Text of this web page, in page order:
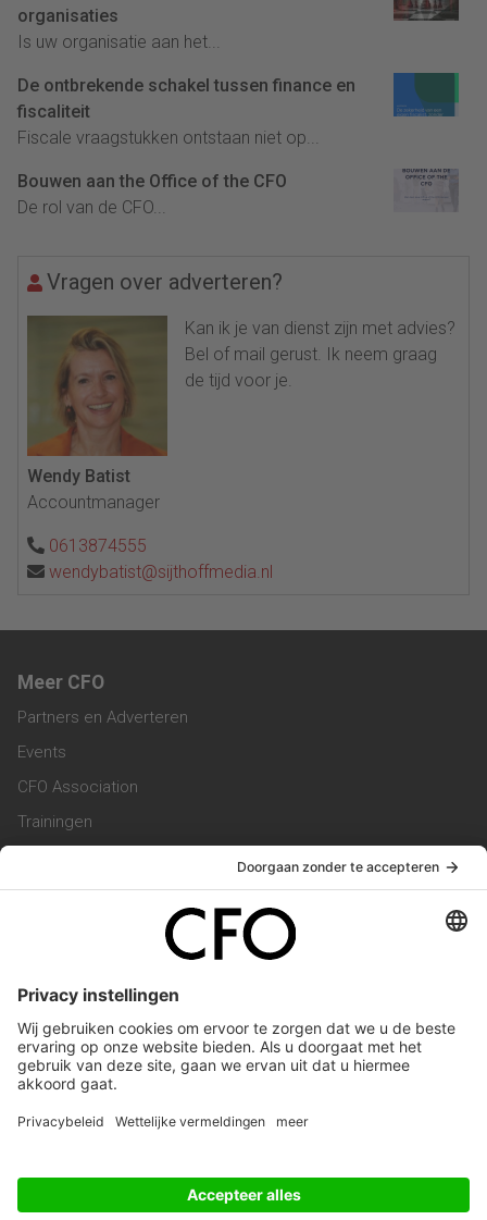
organisaties
Is uw organisatie aan het...
De ontbrekende schakel tussen finance en
fiscaliteit
Fiscale vraagstukken ontstaan niet op...
Bouwen aan the Office of the CFO
De rol van de CFO...
Vragen over adverteren?
Kan ik je van dienst zijn met advies?
Bel of mail gerust. Ik neem graag
de tijd voor je.
Wendy Batist
Accountmanager
0613874555
wendybatist@sijthoffmedia.nl
Meer CFO
Partners en Adverteren
Events
CFO Association
Trainingen
Vacatures
Service & Contact
Werken bij ons
Privacy Statement
Algemene Voorwaarden